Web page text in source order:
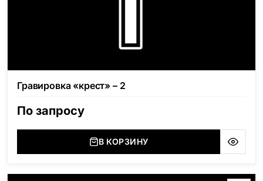
Гравировка «крест» – 2
По запросу
В КОРЗИНУ